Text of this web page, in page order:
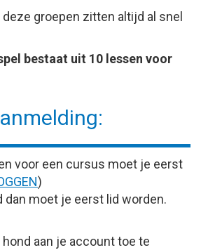
groepen zitten altijd al snel
bestaat uit 10 lessen voor
voor een cursus moet je eerst
)
dan moet je eerst lid worden.
aan je account toe te